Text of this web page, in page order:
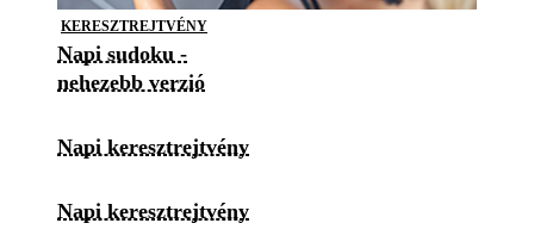
KERESZTREJTVÉNY
Napi sudoku -
nehezebb verzió
Napi keresztrejtvény
Napi keresztrejtvény